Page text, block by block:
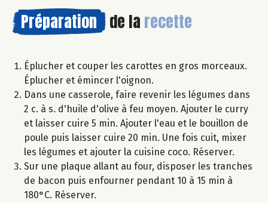
Préparation de la recette
Éplucher et couper les carottes en gros morceaux.
Éplucher et émincer l'oignon.
Dans une casserole, faire revenir les légumes dans
2 c. à s. d'huile d'olive à feu moyen. Ajouter le curry
et laisser cuire 5 min. Ajouter l'eau et le bouillon de
poule puis laisser cuire 20 min. Une fois cuit, mixer
les légumes et ajouter la cuisine coco. Réserver.
Sur une plaque allant au four, disposer les tranches
de bacon puis enfourner pendant 10 à 15 min à
180°C. Réserver.